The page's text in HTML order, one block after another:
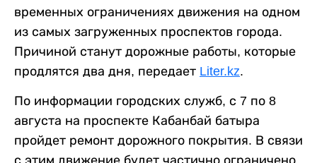
временных ограничениях движения на одном
из самых загруженных проспектов города.
Причиной станут дорожные работы, которые
продлятся два дня, передает Liter.kz.
По информации городских служб, с 7 по 8
августа на проспекте Кабанбай батыра
пройдет ремонт дорожного покрытия. В связи
с этим движение будет частично ограничено